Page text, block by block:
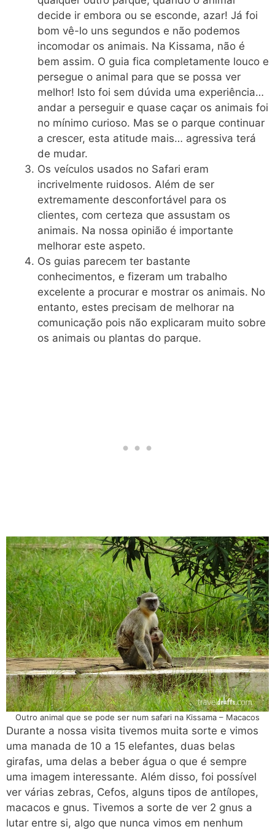
decide ir embora ou se esconde, azar! Já foi
bom vê-lo uns segundos e não podemos
incomodar os animais. Na Kissama, não é
bem assim. O guia fica completamente louco e
persegue o animal para que se possa ver
melhor! Isto foi sem dúvida uma experiência…
andar a perseguir e quase caçar os animais foi
no mínimo curioso. Mas se o parque continuar
a crescer, esta atitude mais… agressiva terá
de mudar.
Os veículos usados no Safari eram
incrivelmente ruidosos. Além de ser
extremamente desconfortável para os
clientes, com certeza que assustam os
animais. Na nossa opinião é importante
melhorar este aspeto.
Os guias parecem ter bastante
conhecimentos, e fizeram um trabalho
excelente a procurar e mostrar os animais. No
entanto, estes precisam de melhorar na
comunicação pois não explicaram muito sobre
os animais ou plantas do parque.
Outro animal que se pode ser num safari na Kissama – Macacos
Durante a nossa visita tivemos muita sorte e vimos
uma manada de 10 a 15 elefantes, duas belas
girafas, uma delas a beber água o que é sempre
uma imagem interessante. Além disso, foi possível
ver várias zebras, Cefos, alguns tipos de antílopes,
macacos e gnus. Tivemos a sorte de ver 2 gnus a
lutar entre si, algo que nunca vimos em nenhum